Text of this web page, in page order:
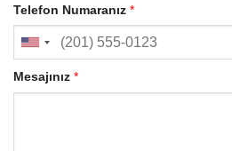
Telefon Numaranız *
Mesajınız *